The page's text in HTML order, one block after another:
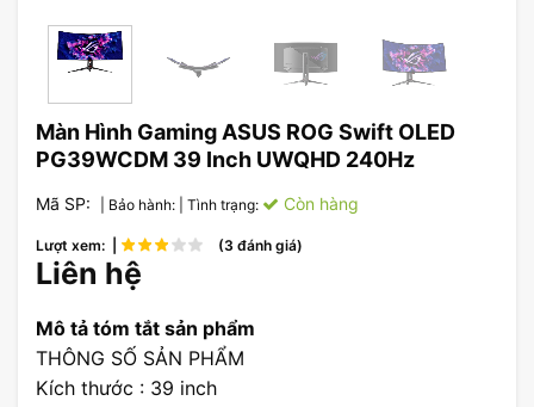
Màn Hình Gaming ASUS ROG Swift OLED
PG39WCDM 39 Inch UWQHD 240Hz
Mã SP: | Bảo hành: | Tình trạng: Còn hàng
Lượt xem: | (3 đánh giá)
Liên hệ
Mô tả tóm tắt sản phẩm
THÔNG SỐ SẢN PHẨM
Kích thước : 39 inch